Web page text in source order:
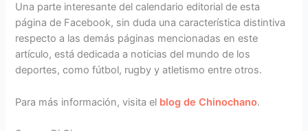
Una parte interesante del calendario editorial de esta
página de Facebook, sin duda una característica distintiva
respecto a las demás páginas mencionadas en este
artículo, está dedicada a noticias del mundo de los
deportes, como fútbol, rugby y atletismo entre otros.
Para más información, visita el blog de Chinochano.